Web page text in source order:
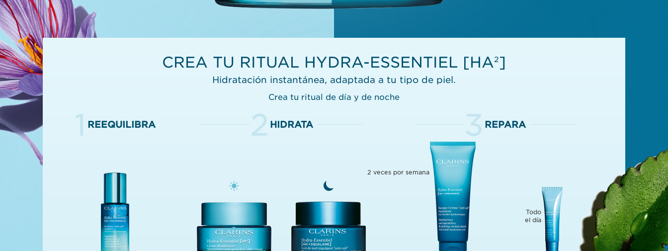
CREA TU RITUAL HYDRA-⁠ESSENTIEL [HA2]
Hidratación instantánea, adaptada a tu tipo de piel.
Crea tu ritual de día y de noche
1 REEQUILIBRA 2 HIDRATA 3 REPARA
2 veces por semana
Todo
el día